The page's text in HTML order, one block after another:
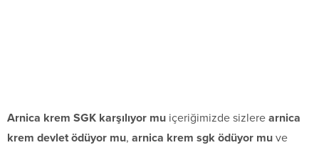
Arnica krem SGK karşılıyor mu içeriğimizde sizlere arnica
krem devlet ödüyor mu, arnica krem sgk ödüyor mu ve